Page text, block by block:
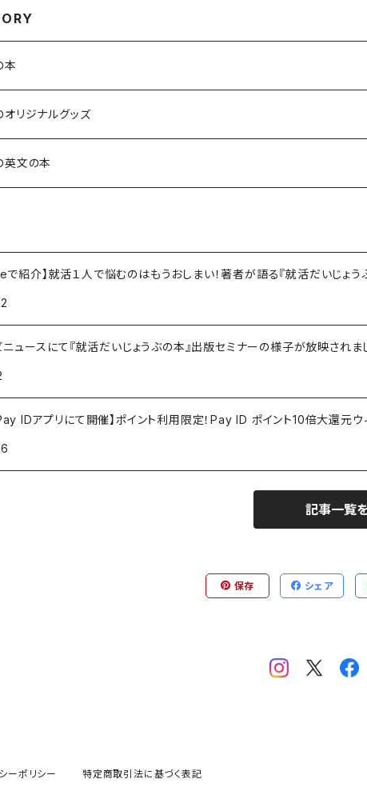
本
らせる社会を目指すみんなねっとライブラリー
に付き豊かな人生を送れる本
て平和を愛する心が育つ本
オリジナルグッズ
英文の本
で紹介】就活１人で悩むのはもうおしまい！著者が語る『就活だいじょう
ニュースにて『就活だいじょうぶの本』出版セミナーの様子が放映されま
IDアプリにて開催】ポイント利用限定！Pay ID ポイント10倍大還元ウ
記事一覧
保存 シェア
ーポリシー 特定商取引法に基づく表記